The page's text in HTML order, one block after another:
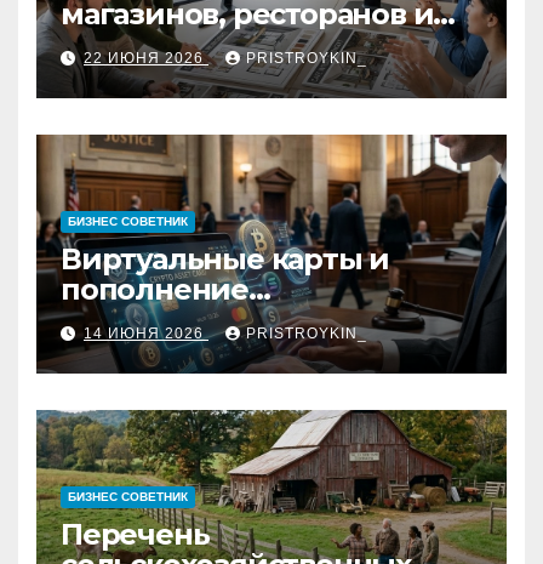
магазинов, ресторанов и
кафе: концепция, 3D-
визуализация, рабочие
чертежи и документация
22 ИЮНЯ 2026 PRISTROYKIN_
БИЗНЕС СОВЕТНИК
Виртуальные карты и
пополнение
стейблкоинами:
юридические требования,
риски и механизмы работы
14 ИЮНЯ 2026 PRISTROYKIN_
БИЗНЕС СОВЕТНИК
Перечень